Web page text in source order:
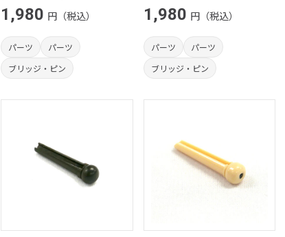
1,980 円（税込）
パーツ
パーツ
ブリッジ・ピン
1,980 円（税込）
パーツ
パーツ
ブリッジ・ピン